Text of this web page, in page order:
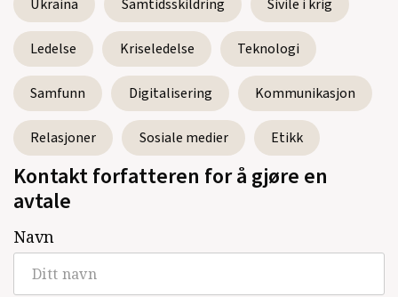
Ukraina Samtidsskildring Sivile i krig
Ledelse Kriseledelse Teknologi
Samfunn Digitalisering Kommunikasjon
Relasjoner Sosiale medier Etikk
Kontakt forfatteren for å gjøre en
avtale
Navn